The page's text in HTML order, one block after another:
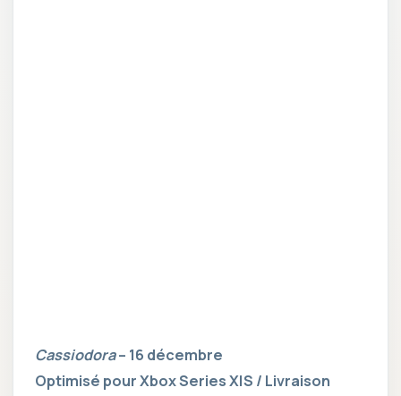
Cassiodora– 16 décembre
Optimisé pour Xbox Series X|S / Livraison